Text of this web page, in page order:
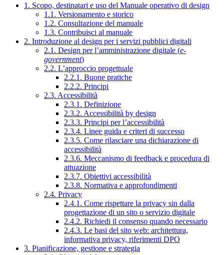
1. Scopo, destinatari e uso del Manuale operativo di design
1.1. Versionamento e storico
1.2. Consultazione del manuale
1.3. Contribuisci al manuale
2. Introduzione al design per i servizi pubblici digitali
2.1. Design per l’amministrazione digitale (e-
government)
2.2. L’approccio progettuale
2.2.1. Buone pratiche
2.2.2. Principi
2.3. Accessibilità
2.3.1. Definizione
2.3.2. Accessibilità by design
2.3.3. Principi per l’accessibilità
2.3.4. Linee guida e criteri di successo
2.3.5. Come rilasciare una dichiarazione di
accessibilità
2.3.6. Meccanismo di feedback e procedura di
attuazione
2.3.7. Obiettivi accessibilità
2.3.8. Normativa e approfondimenti
2.4. Privacy
2.4.1. Come rispettare la privacy sin dalla
progettazione di un sito o servizio digitale
2.4.2. Richiedi il consenso quando necessario
2.4.3. Le basi del sito web: architettura,
informativa privacy, riferimenti DPO
3. Pianificazione, gestione e strategia